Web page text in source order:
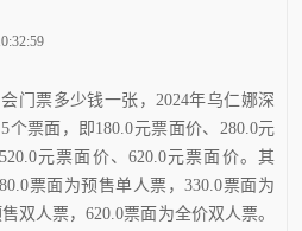
门票多少钱一张，2024年乌仁娜深
票面，即180.0元票面价、280.0元
元票面价、620.0元票面价。其
票面为预售单人票，330.0票面为
双人票，620.0票面为全价双人票。